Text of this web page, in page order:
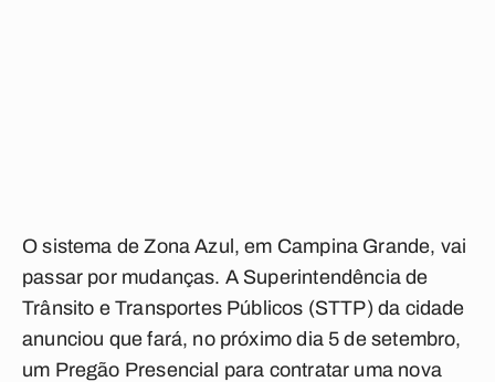
O sistema de Zona Azul, em Campina Grande, vai
passar por mudanças. A Superintendência de
Trânsito e Transportes Públicos (STTP) da cidade
anunciou que fará, no próximo dia 5 de setembro,
um Pregão Presencial para contratar uma nova